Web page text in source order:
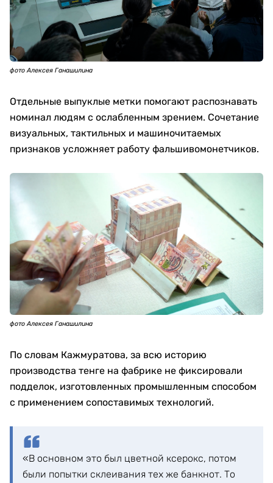
фото Алексея Ганашилина
Отдельные выпуклые метки помогают распознавать
номинал людям с ослабленным зрением. Сочетание
визуальных, тактильных и машиночитаемых
признаков усложняет работу фальшивомонетчиков.
фото Алексея Ганашилина
По словам Кажмуратова, за всю историю
производства тенге на фабрике не фиксировали
подделок, изготовленных промышленным способом
с применением сопоставимых технологий.
«В основном это был цветной ксерокс, потом
были попытки склеивания тех же банкнот. То